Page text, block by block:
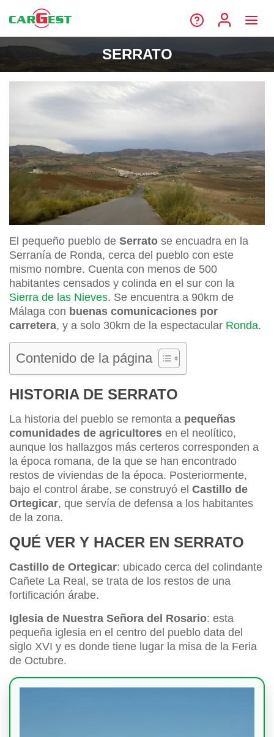
SERRATO
El pequeño pueblo de Serrato se encuadra en la
Serranía de Ronda, cerca del pueblo con este
mismo nombre. Cuenta con menos de 500
habitantes censados y colinda en el sur con la
Sierra de las Nieves. Se encuentra a 90km de
Málaga con buenas comunicaciones por
carretera, y a solo 30km de la espectacular Ronda.
Contenido de la página
HISTORIA DE SERRATO
La historia del pueblo se remonta a pequeñas
comunidades de agricultores en el neolítico,
aunque los hallazgos más certeros corresponden a
la época romana, de la que se han encontrado
restos de viviendas de la época. Posteriormente,
bajo el control árabe, se construyó el Castillo de
Ortegicar, que servía de defensa a los habitantes
de la zona.
QUÉ VER Y HACER EN SERRATO
Castillo de Ortegicar: ubicado cerca del colindante
Cañete La Real, se trata de los restos de una
fortificación árabe.
Iglesia de Nuestra Señora del Rosario: esta
pequeña iglesia en el centro del pueblo data del
siglo XVI y es donde tiene lugar la misa de la Feria
de Octubre.